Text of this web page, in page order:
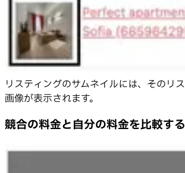
リスティングのサムネイルには、そのリ
画像が表示されます。
競合の料金と自分の料金を比較する